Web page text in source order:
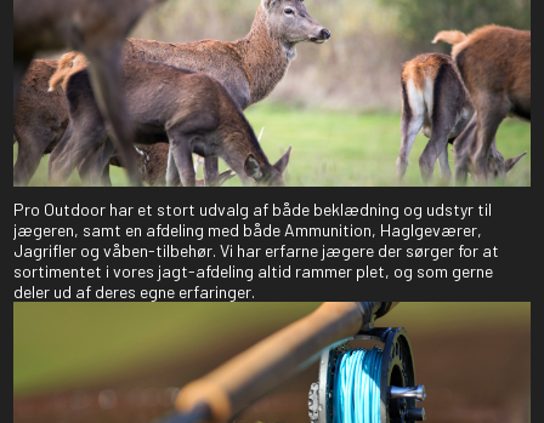
Pro Outdoor har et stort udvalg af både beklædning og udstyr til
jægeren, samt en afdeling med både Ammunition, Haglgeværer,
Jagrifler og våben-tilbehør. Vi har erfarne jægere der sørger for at
sortimentet i vores jagt-afdeling altid rammer plet, og som gerne
deler ud af deres egne erfaringer.